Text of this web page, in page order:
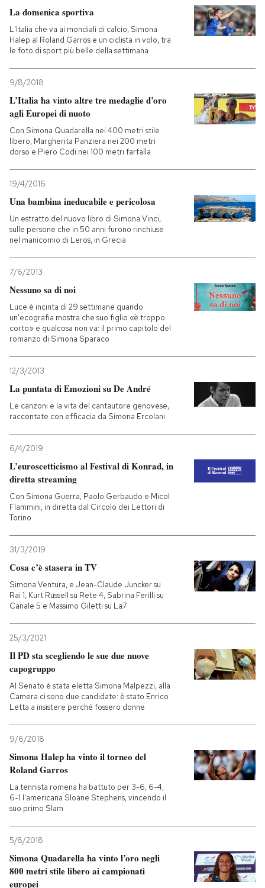
CALENDARIO
AREA PERSONALE
Entra
La domenica sportiva
L'Italia che va ai mondiali di calcio, Simona
Halep al Roland Garros e un ciclista in volo, tra
le foto di sport più belle della settimana
9/8/2018
L’Italia ha vinto altre tre medaglie d’oro
agli Europei di nuoto
Con Simona Quadarella nei 400 metri stile
libero, Margherita Panziera nei 200 metri
dorso e Piero Codi nei 100 metri farfalla
19/4/2016
Una bambina ineducabile e pericolosa
Un estratto del nuovo libro di Simona Vinci,
sulle persone che in 50 anni furono rinchiuse
nel manicomio di Leros, in Grecia
7/6/2013
Nessuno sa di noi
Luce è incinta di 29 settimane quando
un'ecografia mostra che suo figlio «è troppo
corto» e qualcosa non va: il primo capitolo del
romanzo di Simona Sparaco
12/3/2013
La puntata di Emozioni su De André
Le canzoni e la vita del cantautore genovese,
raccontate con efficacia da Simona Ercolani
6/4/2019
L’euroscetticismo al Festival di Konrad, in
diretta streaming
Con Simona Guerra, Paolo Gerbaudo e Micol
Flammini, in diretta dal Circolo dei Lettori di
Torino
31/3/2019
Cosa c’è stasera in TV
Simona Ventura, e Jean-Claude Juncker su
Rai 1, Kurt Russell su Rete 4, Sabrina Ferilli su
Canale 5 e Massimo Giletti su La7
25/3/2021
Il PD sta scegliendo le sue due nuove
capogruppo
Al Senato è stata eletta Simona Malpezzi, alla
Camera ci sono due candidate: è stato Enrico
Letta a insistere perché fossero donne
9/6/2018
Simona Halep ha vinto il torneo del
Roland Garros
La tennista romena ha battuto per 3-6, 6-4,
6-1 l'americana Sloane Stephens, vincendo il
suo primo Slam
5/8/2018
Simona Quadarella ha vinto l’oro negli
800 metri stile libero ai campionati
europei